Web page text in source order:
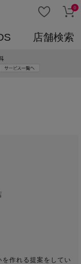
0
店舗検索
作れる提案をしてい